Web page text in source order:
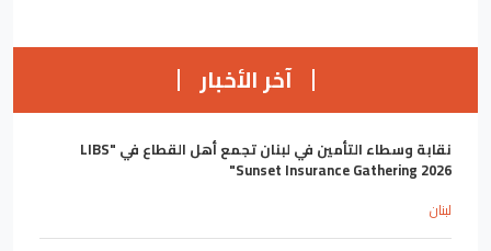
آخر الأخبار
نقابة وسطاء التأمين في لبنان تجمع أهل القطاع في "LIBS
Sunset Insurance Gathering 2026"
لبنان